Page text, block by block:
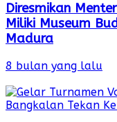
Diresmikan
Miliki Museum
Madura
8 bulan yang lalu